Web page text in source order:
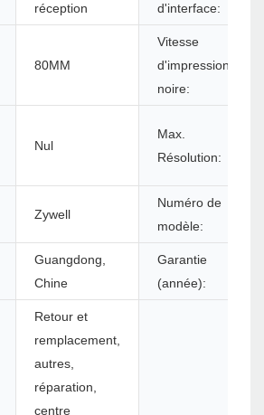
réception
d'interface:
80MM
Vitesse
d'impression
noire:
Nul
Max.
Résolution:
Zywell
Numéro de
modèle:
Guangdong,
Chine
Garantie
(année):
Retour et
remplacement,
autres,
réparation,
centre